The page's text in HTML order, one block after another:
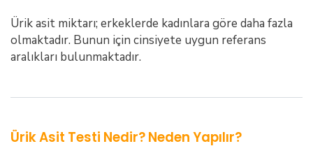
Ürik asit miktarı; erkeklerde kadınlara göre daha fazla
olmaktadır. Bunun için cinsiyete uygun referans
aralıkları bulunmaktadır.
Ürik Asit Testi Nedir? Neden Yapılır?